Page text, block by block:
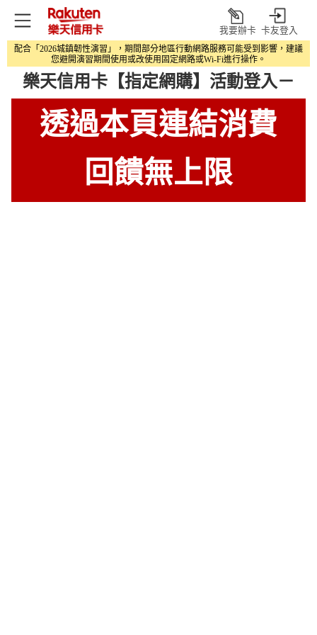
打
開
我要辦卡 卡友登入
配合「2026城鎮韌性演習」，期間部分地區行動網路服務可能受到影響，建議
您避開演習期間使用或改使用固定網路或Wi‑Fi進行操作。
樂天信用卡【指定網購】活動登入－
透過本頁連結消費
回饋無上限